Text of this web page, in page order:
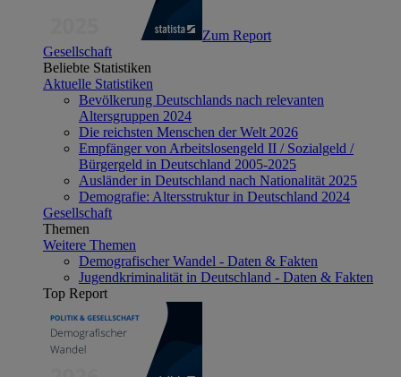
Zum Report
Gesellschaft
Beliebte Statistiken
Aktuelle Statistiken
Bevölkerung Deutschlands nach relevanten
Altersgruppen 2024
Die reichsten Menschen der Welt 2026
Empfänger von Arbeitslosengeld II / Sozialgeld /
Bürgergeld in Deutschland 2005-2025
Ausländer in Deutschland nach Nationalität 2025
Demografie: Altersstruktur in Deutschland 2024
Gesellschaft
Themen
Weitere Themen
Demografischer Wandel - Daten & Fakten
Jugendkriminalität in Deutschland - Daten & Fakten
Top Report